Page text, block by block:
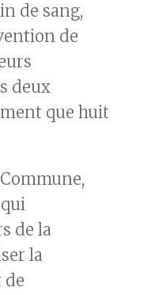
de sang,
de
deux
que huit
de la
la
de